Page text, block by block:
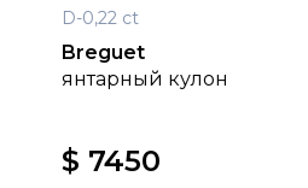
D-0,22 ct
Breguet
янтарный кулон
$ 7450